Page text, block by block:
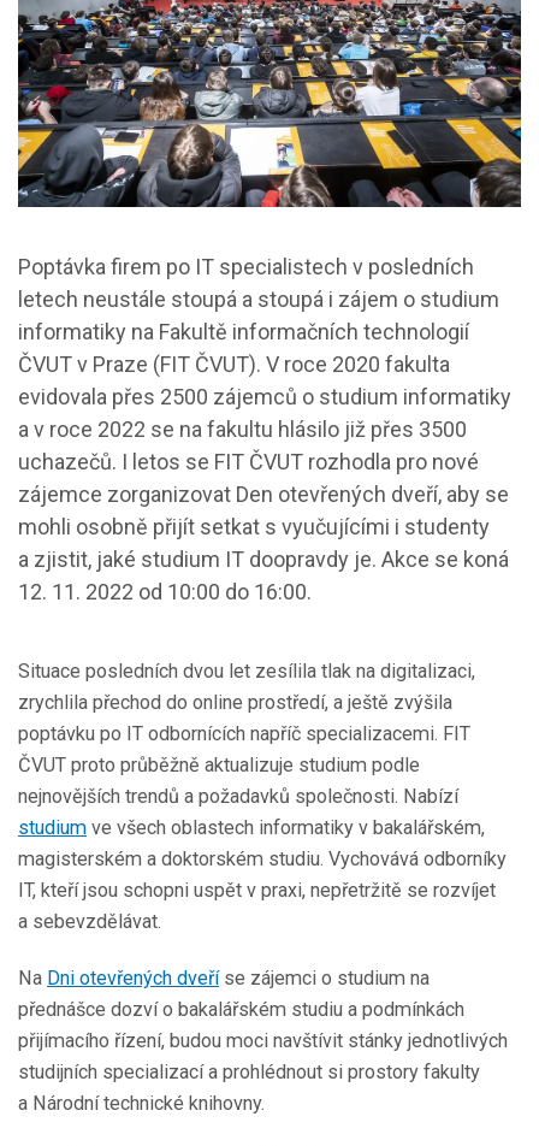
Poptávka firem po IT specialistech v posledních
letech neustále stoupá a stoupá i zájem o studium
informatiky na Fakultě informačních technologií
ČVUT v Praze (FIT ČVUT). V roce 2020 fakulta
evidovala přes 2500 zájemců o studium informatiky
a v roce 2022 se na fakultu hlásilo již přes 3500
uchazečů. I letos se FIT ČVUT rozhodla pro nové
zájemce zorganizovat Den otevřených dveří, aby se
mohli osobně přijít setkat s vyučujícími i studenty
a zjistit, jaké studium IT doopravdy je. Akce se koná
12. 11. 2022 od 10:00 do 16:00.
Situace posledních dvou let zesílila tlak na digitalizaci,
zrychlila přechod do online prostředí, a ještě zvýšila
poptávku po IT odbornících napříč specializacemi. FIT
ČVUT proto průběžně aktualizuje studium podle
nejnovějších trendů a požadavků společnosti. Nabízí
studium ve všech oblastech informatiky v bakalářském,
magisterském a doktorském studiu. Vychovává odborníky
IT, kteří jsou schopni uspět v praxi, nepřetržitě se rozvíjet
a sebevzdělávat.
Na Dni otevřených dveříse zájemci o studium na
přednášce dozví o bakalářském studiu a podmínkách
přijímacího řízení, budou moci navštívit stánky jednotlivých
studijních specializací a prohlédnout si prostory fakulty
a Národní technické knihovny.